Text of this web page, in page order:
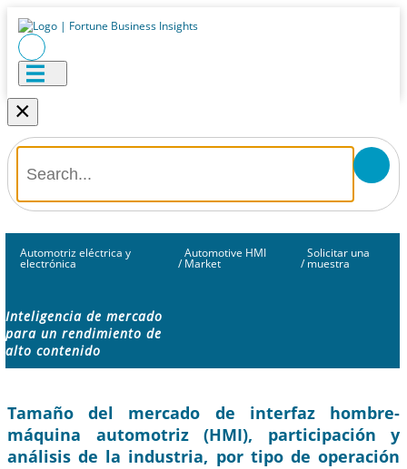
×
Automotriz eléctrica y
electrónica /
Automotive HMI
Market /
Solicitar una
muestra
Inteligencia de mercado
para un rendimiento de
alto contenido
Tamaño del mercado de interfaz hombre-
máquina automotriz (HMI), participación y
análisis de la industria, por tipo de operación